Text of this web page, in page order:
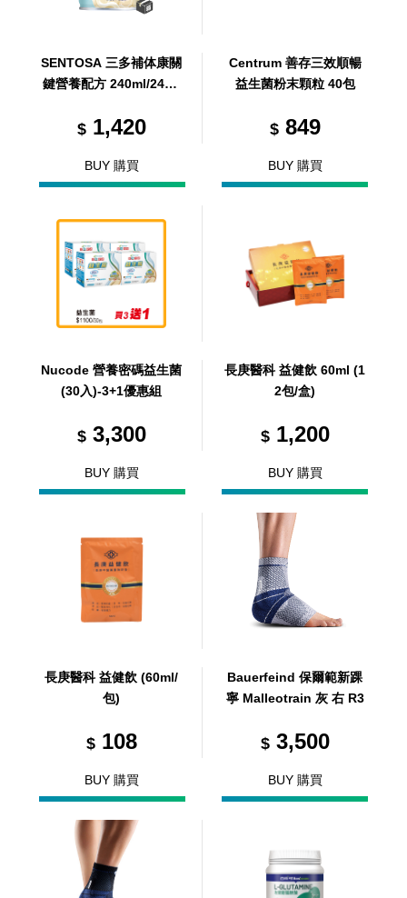
SENTOSA 三多補体康關
鍵營養配方 240ml/24罐/
$1,420
BUY 購買
Centrum 善存三效順暢
益生菌粉末顆粒 40包
$849
BUY 購買
Nucode 營養密碼益生菌
(30入)-3+1優惠組
$3,300
BUY 購買
長庚醫科 益健飲 60ml (1
2包/盒)
$1,200
BUY 購買
長庚醫科 益健飲 (60ml/
包)
$108
BUY 購買
Bauerfeind 保爾範新踝
寧 Malleotrain 灰 右 R3
$3,500
BUY 購買